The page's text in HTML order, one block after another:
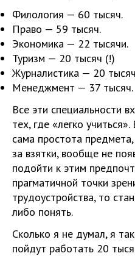
Филология — 60 тысяч.
Право — 59 тысяч.
Экономика — 22 тысячи.
Туризм — 20 тысяч (!)
Журналистика — 20
Менеджмент — 37 тысяч.
Все эти специальности
тех, где «легко
сама простота
за взятки, вообще не
подойти к этим
прагматичной точки
трудоустройства, то
либо понять.
Сколько я не думал, я
пойдут работать 20